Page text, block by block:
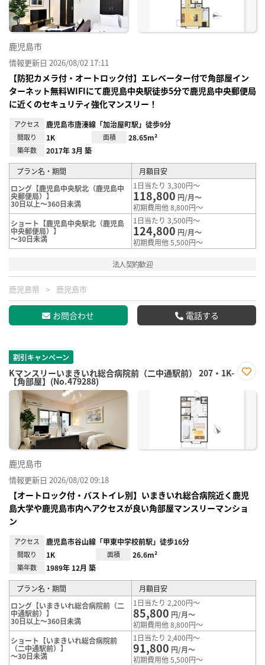
鹿児島市
情報更新日 2026/08/02 17:11
【防犯カメラ付・オートロック付】エレベーター付で角部屋イン
ターネット無料ＷIFIにて鹿児島中央駅徒歩5分で鹿児島中央郵便局
に近くのセキュリティ強化マンスリー！
アクセス 鹿児島市唐湊線「加治屋町駅」徒歩9分
間取り 1K 面積 28.65m²
築年数 2017年 3月 築
プラン名・期間
月額目安
ロング【鹿児島中央駅北（鹿児島中
央郵便局）】
30日以上～360日未満
1日当たり 3,300円～
118,800 円/月～
初期費用他 8,800円～
ショート【鹿児島中央駅北（鹿児島
中央郵便局）】
～30日未満
1日当たり 3,500円～
124,800 円/月～
初期費用他 5,500円～
法人契約歓迎
鹿児島県 鹿児島市
お問合わせ 電話する
割引キャンペーン
Kマンスリーいまきいれ総合病院前（二中通駅前） 207・1K-
【角部屋】(No.479288)
に入
鹿児島市
情報更新日 2026/08/02 09:18
【オートロック付・バストイレ別】いまきいれ総合病院近く鹿児
島大学や鹿児島市内へアクセスが良い角部屋マンスリーマンショ
ン
アクセス 鹿児島市谷山線「甲東中学校前駅」徒歩16分
間取り 1K 面積 26.6m²
築年数 1989年 12月 築
プラン名・期間
月額目安
ロング【いまきいれ総合病院前（二
中通駅前）】
30日以上～360日未満
1日当たり 2,200円～
85,800 円/月～
初期費用他 8,800円～
ショート【いまきいれ総合病院前
（二中通駅前）】
～30日未満
1日当たり 2,400円～
91,800 円/月～
初期費用他 5,500円～